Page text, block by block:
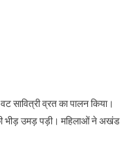
सावित्री व्रत का पालन किया।
की भीड़ उमड़ पड़ी। महिलाओं ने अखंड